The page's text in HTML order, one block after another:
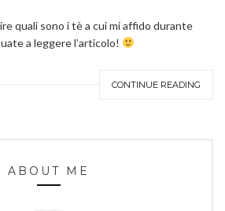
quali sono i tè a cui mi affido durante
a leggere l’articolo!
CONTINUE READING
ABOUT ME